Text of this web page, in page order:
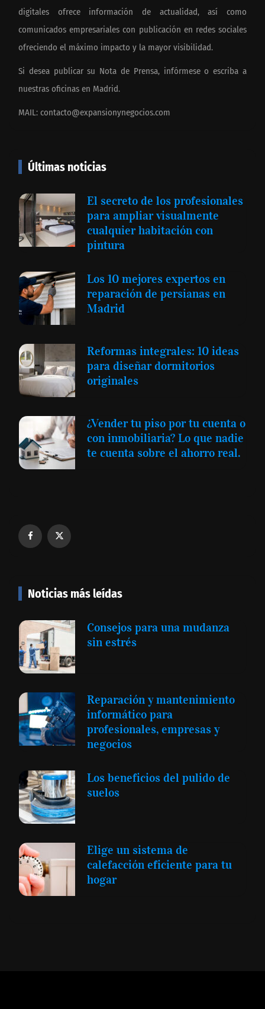
digitales ofrece información de actualidad, así como
comunicados empresariales con publicación en redes sociales
ofreciendo el máximo impacto y la mayor visibilidad.
Si desea publicar su Nota de Prensa, infórmese o escriba a
nuestras oficinas en Madrid.
MAIL: contacto@expansionynegocios.com
Últimas noticias
El secreto de los profesionales
para ampliar visualmente
cualquier habitación con
pintura
Los 10 mejores expertos en
reparación de persianas en
Madrid
Reformas integrales: 10 ideas
para diseñar dormitorios
originales
¿Vender tu piso por tu cuenta o
con inmobiliaria? Lo que nadie
te cuenta sobre el ahorro real.
Noticias más leídas
Consejos para una mudanza
sin estrés
Reparación y mantenimiento
informático para
profesionales, empresas y
negocios
Los beneficios del pulido de
suelos
Elige un sistema de
calefacción eficiente para tu
hogar